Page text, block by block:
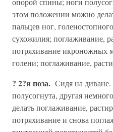
этом положении можно
пальцев ног,
сухожилия; поглаживание,
потряхивание
голени; поглаживание,
? 2?я поза. Сидя на
полусогнута, другая
делать поглаживание,
потряхивание и снова